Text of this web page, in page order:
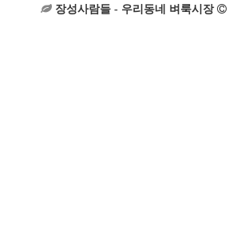
장성사람들 - 우리동네 벼룩시장